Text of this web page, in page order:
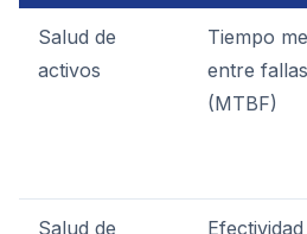
Salud de
activos
Tiempo
entre fallas
(MTBF)
Salud de
Efectividad